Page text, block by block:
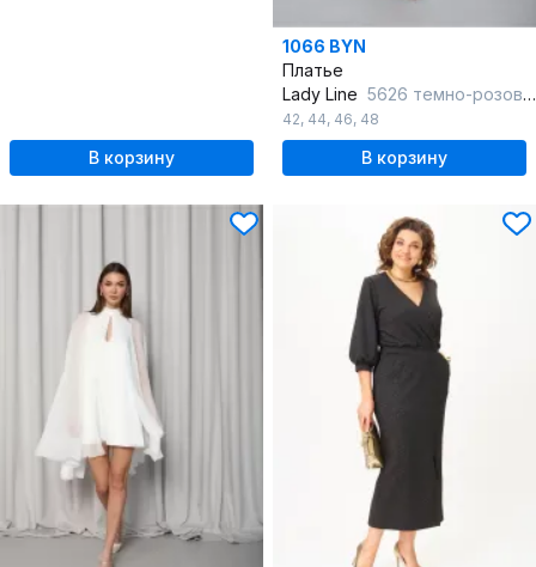
В корзину
1066 BYN
Платье
Lady Line 5626 темно-розовый
42, 44, 46, 48
В корзину